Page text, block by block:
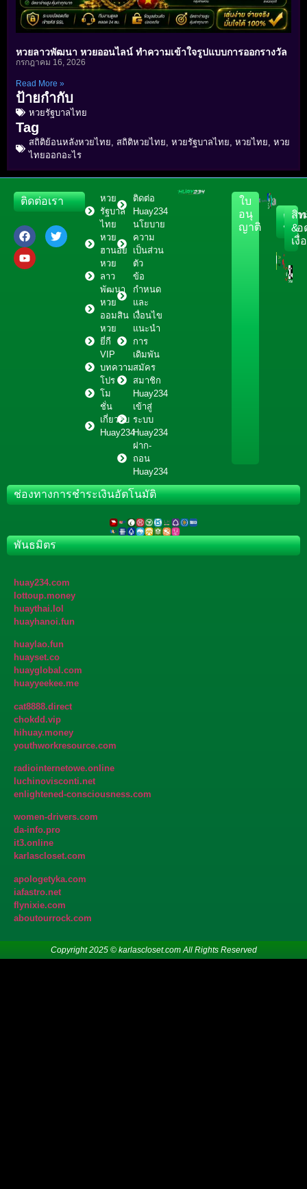
หวยลาวพัฒนา หวยออนไลน์ ทำความเข้าใจรูปแบบการออกรางวัล
กรกฎาคม 16, 2026
Read More »
ป้ายกำกับ
หวยรัฐบาลไทย
Tag
สถิติย้อนหลังหวยไทย สถิติหวยไทย หวยรัฐบาลไทย หวยไทย หวย
ไทยออกอะไร
ใบ
อนุ
ญาติ
ควา
ปลอ
สิ
&
เงื่
หวย
รัฐบาล
ไทย
หวย
ฮานอย
หวย
ลาว
พัฒนา
หวย
ออมสิน
หวย
ยี่กี
VIP
บทความ
โปร
โม
ชั่น
เกี่ยวกับ
Huay234
ติดต่อ
Huay234
นโยบาย
ความ
เป็นส่วน
ตัว
ข้อ
กำหนด
และ
เงื่อนไข
แนะนำ
การ
เดิมพัน
สมัคร
สมาชิก
Huay234
เข้าสู่
ระบบ
Huay234
ฝาก-
ถอน
Huay234
ติดต่อเรา
ช่องทางการชำระเงินอัตโนมัติ
พันธมิตร
huay234.com
lottoup.money
huaythai.lol
huayhanoi.fun
huaylao.fun
huayset.co
huayglobal.com
huayyeekee.me
cat8888.direct
chokdd.vip
hihuay.money
youthworkresource.com
radiointernetowe.online
luchinovisconti.net
enlightened-consciousness.com
women-drivers.com
da-info.pro
it3.online
karlascloset.com
apologetyka.com
iafastro.net
flynixie.com
aboutourrock.com
Copyright 2025 © karlascloset.com All Rights Reserved